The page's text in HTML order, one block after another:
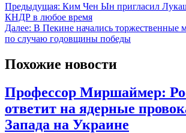
Предыдущая: Ким Чен Ын пригласил
КНДР в любое время
Далее: В Пекине начались торжественные
по случаю годовщины победы
Похожие новости
Профессор Миршаймер:
ответит на ядерные
Запада на Украине